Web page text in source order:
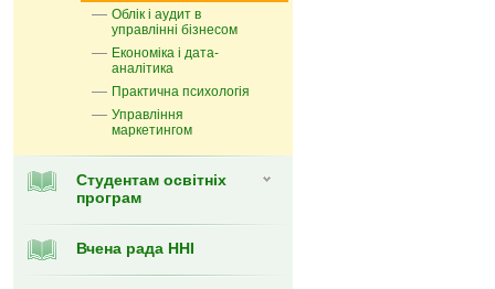
Облік і аудит в
управлінні бізнесом
Економіка і дата-
аналітика
Практична психологія
Управління
маркетингом
Cтудентам освітніх
програм
Вчена рада ННІ